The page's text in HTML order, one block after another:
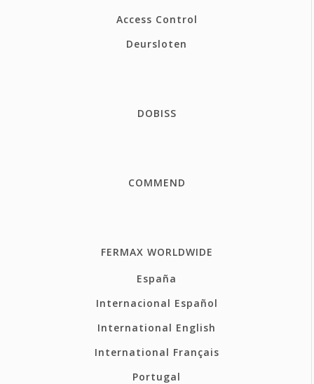
Access Control
Deursloten
DOBISS
COMMEND
FERMAX WORLDWIDE
España
Internacional Español
International English
International Français
Portugal